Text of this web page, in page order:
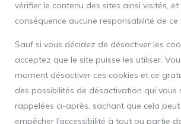
vérifier le contenu des sites ainsi visités, et
conséquence aucune responsabilité de ce
Sauf si vous décidez de désactiver les
acceptez que le site puisse les utiliser.
moment désactiver ces cookies et ce
des possibilités de désactivation qui
rappelées ci-après, sachant que cela
empêcher l’accessibilité à tout ou partie